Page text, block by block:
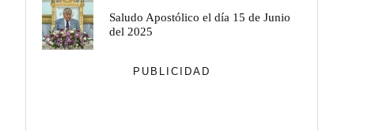
Saludo Apostólico el día 15 de Junio
del 2025
PUBLICIDAD